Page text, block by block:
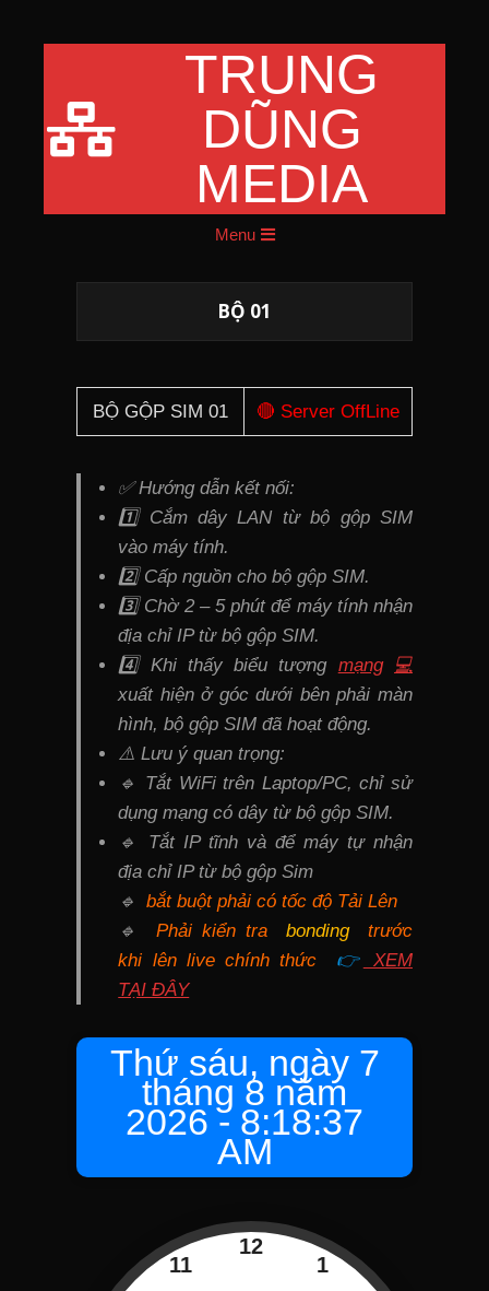
Skip
to
content
TRUNG
DŨNG
MEDIA
Menu
Menu
BỘ 01
BỘ GỘP SIM 01 🔴 Server OffLine
✅ Hướng dẫn kết nối:
1️⃣ Cắm dây LAN từ bộ gộp SIM
vào máy tính.
2️⃣ Cấp nguồn cho bộ gộp SIM.
3️⃣ Chờ 2 – 5 phút để máy tính nhận
địa chỉ IP từ bộ gộp SIM.
4️⃣ Khi thấy biểu tượng mạng
💻
xuất hiện ở góc dưới bên phải màn
hình, bộ gộp SIM đã hoạt động.
⚠️ Lưu ý quan trọng:
🔹 Tắt WiFi trên Laptop/PC, chỉ sử
dụng mạng có dây từ bộ gộp SIM.
🔹 Tắt IP tĩnh và để máy tự nhận
địa chỉ IP từ bộ gộp Sim
🔹
bắt buột phải có tốc độ Tải Lên
🔹
Phải kiển tra bonding
trước
khi lên live chính thức
👉
XEM
TẠI ĐÂY
Thứ sáu, ngày 7
tháng 8 năm
2026 - 8:18:37
AM
1
11
12